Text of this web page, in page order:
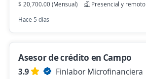
$ 20,700.00 (Mensual)
Presencial y remoto
Hace 5 días
Asesor de crédito en Campo
3.9
Finlabor Microfinanciera